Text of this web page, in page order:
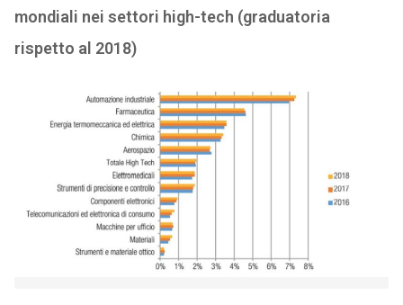
mondiali nei settori high-tech (graduatoria
rispetto al 2018)